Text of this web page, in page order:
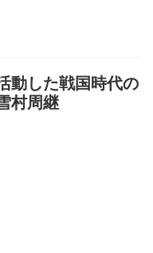
動した戦国時代の
村周継